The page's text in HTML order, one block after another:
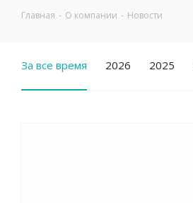
Главная - О компании - Новости
За все время 2026 2025